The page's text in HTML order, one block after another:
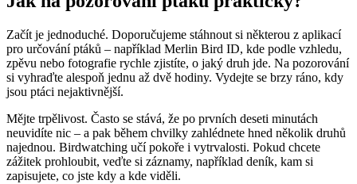
Začít je jednoduché. Doporučujeme stáhnout si některou z aplikací
pro určování ptáků – například Merlin Bird ID, kde podle vzhledu,
zpěvu nebo fotografie rychle zjistíte, o jaký druh jde. Na pozorování
si vyhraďte alespoň jednu až dvě hodiny. Vydejte se brzy ráno, kdy
jsou ptáci nejaktivnější.
Mějte trpělivost. Často se stává, že po prvních deseti minutách
neuvidíte nic – a pak během chvilky zahlédnete hned několik druhů
najednou. Birdwatching učí pokoře i vytrvalosti. Pokud chcete
zážitek prohloubit, veďte si záznamy, například deník, kam si
zapisujete, co jste kdy a kde viděli.